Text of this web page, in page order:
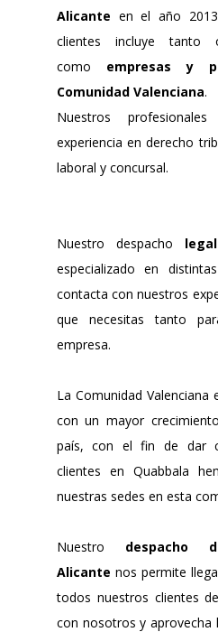
Alicante en el año
clientes incluye tanto
como empresas y
Comunidad Valenciana.
Nuestros
experiencia en derecho
laboral y concursal.
Nuestro despacho
especializado en
contacta con nuestros
que necesitas tanto
empresa.
La Comunidad Valenciana
con un mayor
país, con el fin de dar
clientes en Quabbala
nuestras sedes en esta
Nuestro despacho
Alicante nos permite
todos nuestros clientes
con nosotros y aprovecha